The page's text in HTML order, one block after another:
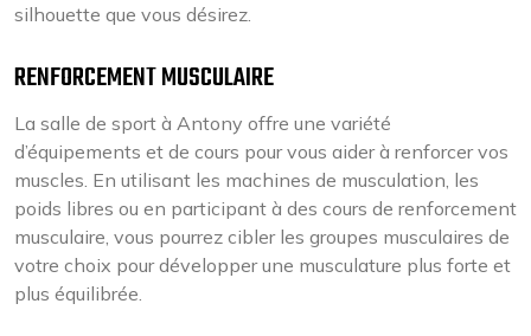
silhouette que vous désirez.
RENFORCEMENT MUSCULAIRE
La salle de sport à Antony offre une variété
d’équipements et de cours pour vous aider à renforcer vos
muscles. En utilisant les machines de musculation, les
poids libres ou en participant à des cours de renforcement
musculaire, vous pourrez cibler les groupes musculaires de
votre choix pour développer une musculature plus forte et
plus équilibrée.